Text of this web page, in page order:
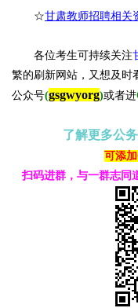
☆甘肃教师招聘相关
各位考生可持续关注
繁的刷新网站，又想及时
公众号(gsgwyorg)或者进
了解更多公
可添
扫码进群，与一群志同